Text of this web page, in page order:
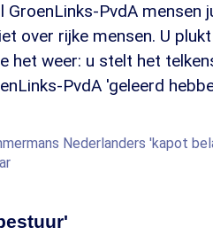
GroenLinks-PvdA
over rijke mensen. U
het weer: u stelt het
PvdA 'geleerd
Nederlanders 'kapot